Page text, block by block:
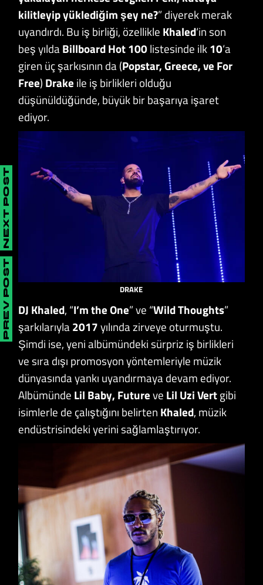
kilitleyip yüklediğim şey ne?” diyerek merak
uyandırdı. Bu iş birliği, özellikle Khaled‘in son
beş yıldaBillboard Hot 100listesinde ilk10‘a
giren üç şarkısının da (Popstar, Greece, ve For
Free) Drake ile iş birlikleri olduğu
düşünüldüğünde, büyük bir başarıya işaret
ediyor.
DRAKE
DJ Khaled, “I’m the One” ve “Wild Thoughts”
şarkılarıyla2017yılında zirveye oturmuştu.
Şimdi ise, yeni albümündeki sürpriz iş birlikleri
ve sıra dışı promosyon yöntemleriyle müzik
dünyasında yankı uyandırmaya devam ediyor.
Albümünde Lil Baby, Futureve Lil Uzi Vertgibi
isimlerle de çalıştığını belirten Khaled, müzik
endüstrisindeki yerini sağlamlaştırıyor.
PREV POST
NEXT POST